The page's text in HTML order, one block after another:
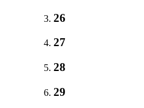
26
27
28
29